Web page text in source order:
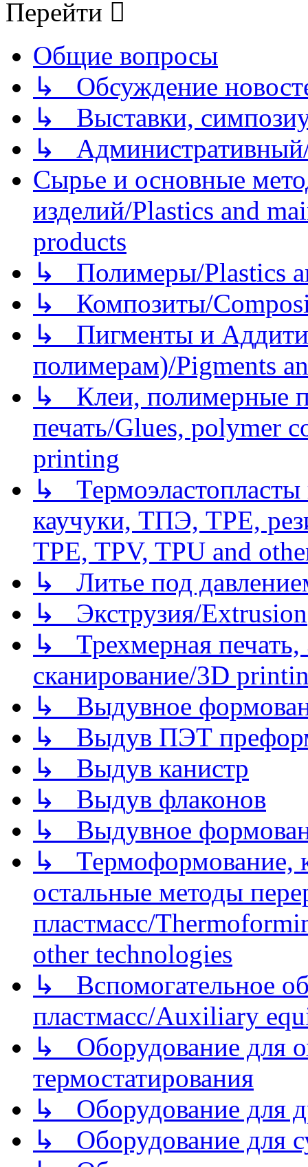
Перейти
Общие вопросы
↳ Обсуждение
↳ Выставки,
↳
Сырье и основные
изделий/Plastics and
products
↳ Полимеры/Plastics
↳ Композиты/
↳ Пигменты и
полимерам)/Pigments
↳ Клеи, полимерные
печать/Glues, polymer
printing
↳
каучуки, ТПЭ, TPE,
TPE, TPV, TPU and
↳ Литье под
↳ Экструзия/Extrusion
↳ Трехмерная
сканирование/3D
↳ Выдувное
↳ Выдув ПЭТ
↳ Выдув канистр
↳ Выдув флаконов
↳ Выдувное
↳ Термоформование,
остальные методы
пластмасс/
other technologies
↳ Вспомогательное
пластмасс/Auxiliary
↳ Оборудование для
термостатирования
↳ Оборудование для
↳ Оборудование для